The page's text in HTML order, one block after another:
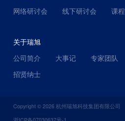
网络研讨会
线下研讨会 课程
关于瑞旭
公司简介
大事记 专家团队
招贤纳士
Copyright © 2026杭州瑞旭科技集团有限公司